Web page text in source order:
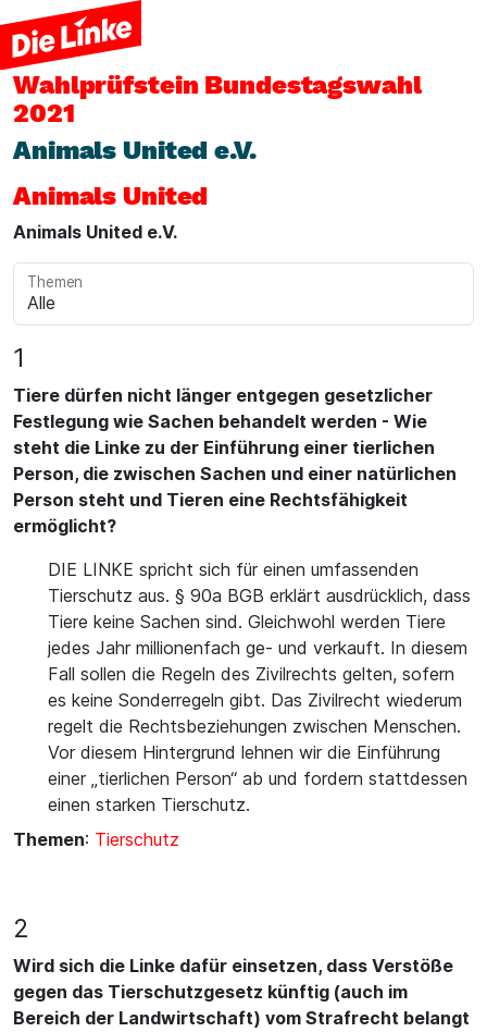
Wahlprüfstein Bundestagswahl
2021
Animals United e.V.
Animals United
Animals United e.V.
Themen
1
Tiere dürfen nicht länger entgegen gesetzlicher
Festlegung wie Sachen behandelt werden - Wie
steht die Linke zu der Einführung einer tierlichen
Person, die zwischen Sachen und einer natürlichen
Person steht und Tieren eine Rechtsfähigkeit
ermöglicht?
DIE LINKE spricht sich für einen umfassenden
Tierschutz aus. § 90a BGB erklärt ausdrücklich, dass
Tiere keine Sachen sind. Gleichwohl werden Tiere
jedes Jahr millionenfach ge- und verkauft. In diesem
Fall sollen die Regeln des Zivilrechts gelten, sofern
es keine Sonderregeln gibt. Das Zivilrecht wiederum
regelt die Rechtsbeziehungen zwischen Menschen.
Vor diesem Hintergrund lehnen wir die Einführung
einer „tierlichen Person“ ab und fordern stattdessen
einen starken Tierschutz.
Themen: Tierschutz
2
Wird sich die Linke dafür einsetzen, dass Verstöße
gegen das Tierschutzgesetz künftig (auch im
Bereich der Landwirtschaft) vom Strafrecht belangt